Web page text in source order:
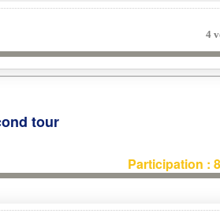
4
tour
Participation :